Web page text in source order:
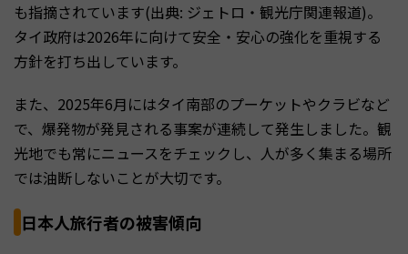
も指摘されています(出典: ジェトロ・観光庁関連報道)。
タイ政府は2026年に向けて安全・安心の強化を重視する
方針を打ち出しています。
また、2025年6月にはタイ南部のプーケットやクラビなど
で、爆発物が発見される事案が連続して発生しました。観
光地でも常にニュースをチェックし、人が多く集まる場所
では油断しないことが大切です。
日本人旅行者の被害傾向